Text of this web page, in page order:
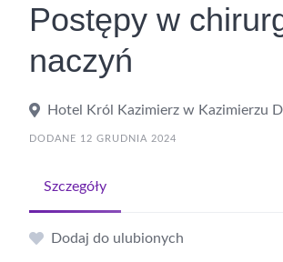
Postępy w
naczyń
Hotel Król Kazimierz w Kazimierzu
DODANE 12 GRUDNIA 2024
Szczegóły
Dodaj do ulubionych